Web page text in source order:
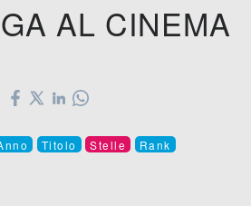
AL CINEMA
Titolo Stelle Rank